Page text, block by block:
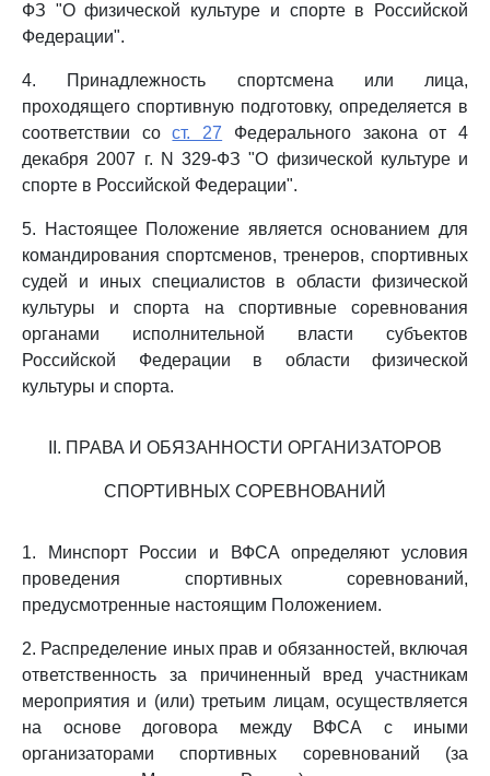
ФЗ "О физической культуре и спорте в Российской
Федерации".
4. Принадлежность спортсмена или лица,
проходящего спортивную подготовку, определяется в
соответствии сост. 27 Федерального закона от 4
декабря 2007 г. N 329-ФЗ "О физической культуре и
спорте в Российской Федерации".
5. Настоящее Положение является основанием для
командирования спортсменов, тренеров, спортивных
судей и иных специалистов в области физической
культуры и спорта на спортивные соревнования
органами исполнительной власти субъектов
Российской Федерации в области физической
культуры и спорта.
II. ПРАВА И ОБЯЗАННОСТИ ОРГАНИЗАТОРОВ
СПОРТИВНЫХ СОРЕВНОВАНИЙ
1. Минспорт России и ВФСА определяют условия
проведения спортивных соревнований,
предусмотренные настоящим Положением.
2. Распределение иных прав и обязанностей, включая
ответственность за причиненный вред участникам
мероприятия и (или) третьим лицам, осуществляется
на основе договора между ВФСА с иными
организаторами спортивных соревнований (за